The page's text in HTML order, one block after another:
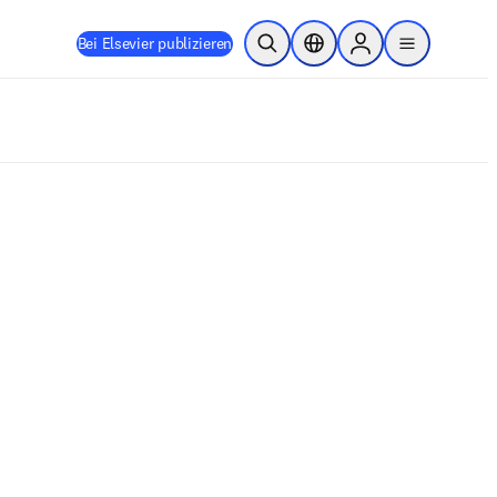
Bei Elsevier publizieren Suche öffnenStandortauswahl
Sign in to products
menu